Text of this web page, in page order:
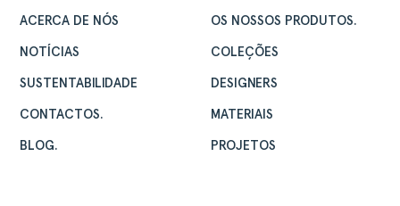
ACERCA DE NÓS
NOTÍCIAS
SUSTENTABILIDADE
CONTACTOS.
BLOG.
OS NOSSOS PRODUTOS.
COLEÇÕES
DESIGNERS
MATERIAIS
PROJETOS